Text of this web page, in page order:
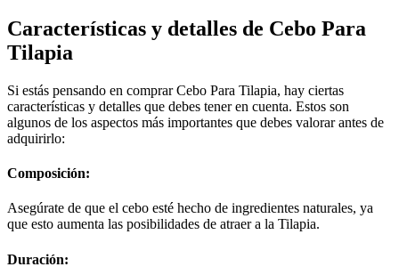
Características y detalles de Cebo Para
Tilapia
Si estás pensando en comprar Cebo Para Tilapia, hay ciertas
características y detalles que debes tener en cuenta. Estos son
algunos de los aspectos más importantes que debes valorar antes de
adquirirlo:
Composición:
Asegúrate de que el cebo esté hecho de ingredientes naturales, ya
que esto aumenta las posibilidades de atraer a la Tilapia.
Duración: